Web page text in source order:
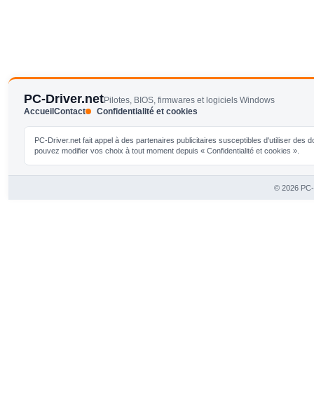
PC-Driver.netPilotes, BIOS, firmwares et logiciels Windows
AccueilContact Confidentialité et cookies
PC-Driver.net fait appel à des partenaires publicitaires susceptibles d'utiliser
pouvez modifier vos choix à tout moment depuis « Confidentialité et cookies ».
© 2026